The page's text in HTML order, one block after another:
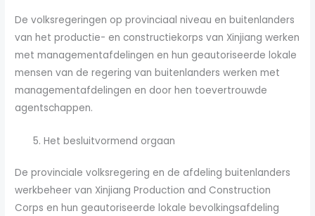
De volksregeringen op provinciaal niveau en buitenlanders
van het productie- en constructiekorps van Xinjiang werken
met managementafdelingen en hun geautoriseerde lokale
mensen van de regering van buitenlanders werken met
managementafdelingen en door hen toevertrouwde
agentschappen.
Het besluitvormend orgaan
De provinciale volksregering en de afdeling buitenlanders
werkbeheer van Xinjiang Production and Construction
Corps en hun geautoriseerde lokale bevolkingsafdeling